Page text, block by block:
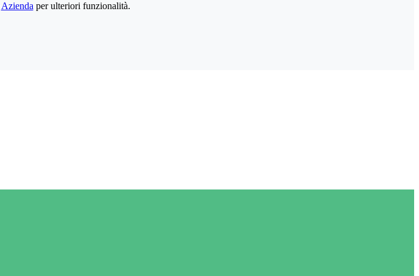
Azienda per ulteriori funzionalità.